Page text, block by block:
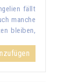
fällt
manche
bleiben,